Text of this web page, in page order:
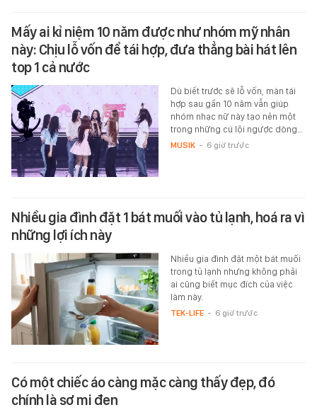
Mấy ai kỉ niệm 10 năm được như nhóm mỹ nhân
này: Chịu lỗ vốn để tái hợp, đưa thẳng bài hát lên
top 1 cả nước
Dù biết trước sẽ lỗ vốn, màn tái
hợp sau gần 10 năm vẫn giúp
nhóm nhạc nữ này tạo nên một
trong những cú lội ngược dòng…
MUSIK - 6 giờ trước
Nhiều gia đình đặt 1 bát muối vào tủ lạnh, hoá ra vì
những lợi ích này
Nhiều gia đình đặt một bát muối
trong tủ lạnh nhưng không phải
ai cũng biết mục đích của việc
làm này.
TEK-LIFE - 6 giờ trước
Có một chiếc áo càng mặc càng thấy đẹp, đó
chính là sơ mi đen